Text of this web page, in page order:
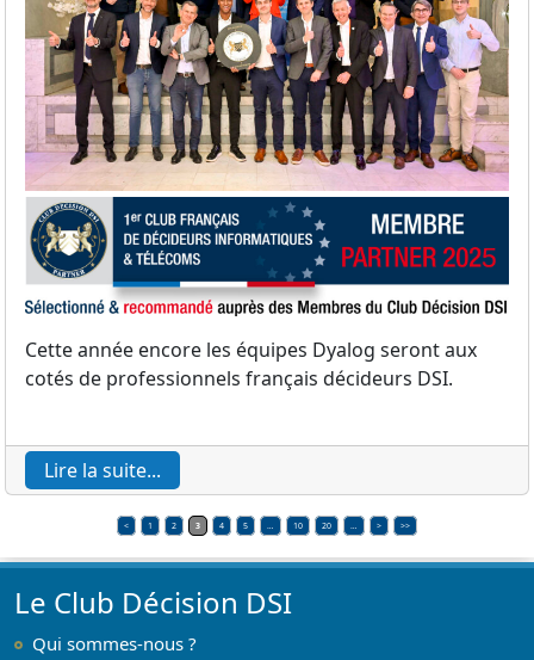
Cette année encore les équipes Dyalog seront aux
cotés de professionnels français décideurs DSI.
Lire la suite...
< 1 2 3 4 5 10 20 > >>
Le Club Décision DSI
Qui sommes-nous ?